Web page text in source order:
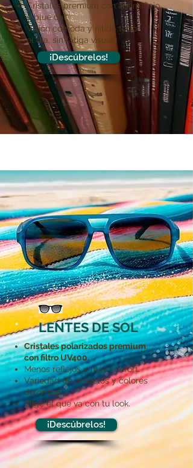
Cristales premium con antirreflejo
y blue cut.
Visión cómoda y nítida todo
el día, sin fatiga visual.
¡Descúbrelos!
Cristales polarizados premium
con filtro UV400.
Menos reflejos y más confort.
Variedad de modelos y colores
de cristal.
Elige el que va con tu look.
LENTES DE SOL
¡Descúbrelos!